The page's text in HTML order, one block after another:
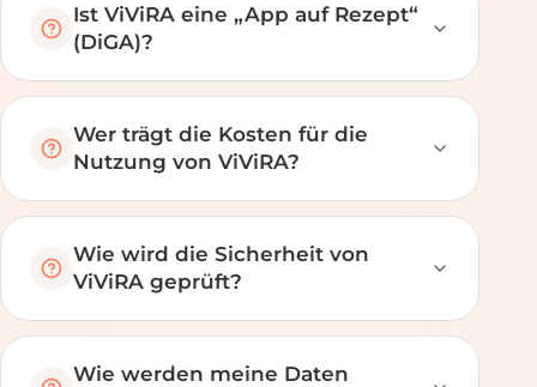
Ist ViViRA eine „App auf Rezept“
(DiGA)?
Wer trägt die Kosten für die
Nutzung von ViViRA?
Wie wird die Sicherheit von
ViViRA geprüft?
Wie werden meine Daten